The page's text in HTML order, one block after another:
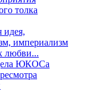
толка
идея,
империализм
любви...
ЮКОСа